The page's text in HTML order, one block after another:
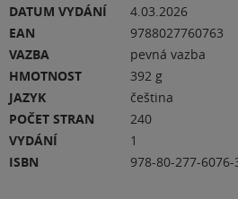
DATUM VYDÁNÍ
4.03.2026
EAN
9788027760763
VAZBA
pevná vazba
HMOTNOST
392 g
JAZYK
čeština
POČET STRAN
240
VYDÁNÍ
1
ISBN
978-80-277-6076-